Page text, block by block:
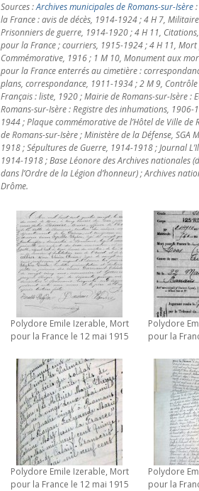
Sources :Archives municipales de Romans-sur-Isère
la France : avis de décès, 1914-1924 ; 4 H 7,
Prisonniers de guerre, 1914-1920 ; 4 H 11,
pour la France ; courriers, 1915-1924 ; 4 H 11,
Commémorative, 1916 ; 1 M 10, Monument aux
pour la France enterrés au cimetière :
plans, correspondance, 1911-1934 ; 2 M 9,
Français : liste, 1920 ; Mairie de Romans-sur-Isère :
Romans-sur-Isère : Registre des inhumations,
1944 ; Plaque commémorative de l’Hôtel de Ville
de Romans-sur-Isère ; Ministère de la Défense,
1918 ; Sépultures de Guerre, 1914-1918 ; Journal
1914-1918 ; Base Léonore des Archives nationales
dans l’Ordre de la Légion d’honneur) ; Archives
Drôme.
Polydore Emile Izerable, Mort
pour la France le 12 mai 1915
Polydore
pour la
Polydore Emile Izerable, Mort
pour la France le 12 mai 1915
Polydore
pour la